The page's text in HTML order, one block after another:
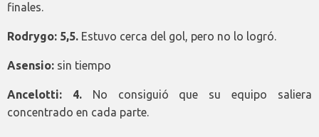
finales.
Rodrygo: 5,5. Estuvo cerca del gol, pero no lo logró.
Asensio: sin tiempo
Ancelotti: 4.No consiguió que su equipo saliera
concentrado en cada parte.